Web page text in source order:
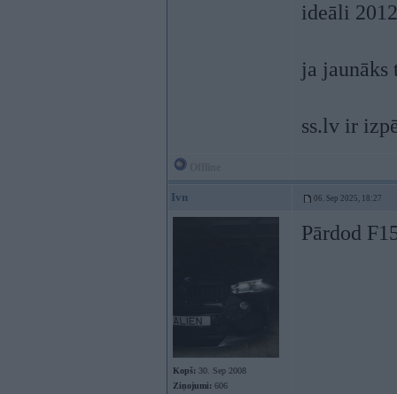
ideāli
ja
ss.lv ir
Ivn 06. Sep 2025, 18:27
Kopš: 30. Sep 2008
Ziņojumi: 606
Pārdod